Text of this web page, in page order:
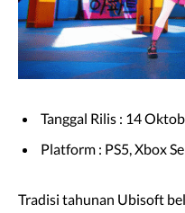
Tanggal Rilis : 14
Platform : PS5, Xbox
Tradisi tahunan Ubisoft